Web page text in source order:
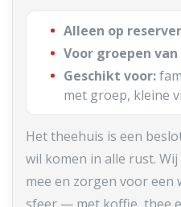
Alleen op
Voor groepen
Geschikt voor:
met groep, kleine
Het theehuis is een
wil komen in alle rust.
mee en zorgen voor een